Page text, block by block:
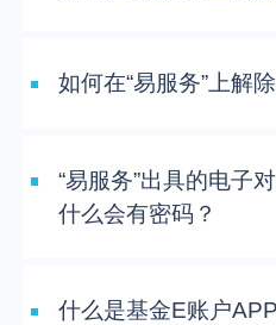
如何在“易服务”上解
“易服务”出具的电子
什么会有密码？
什么是基金E账户